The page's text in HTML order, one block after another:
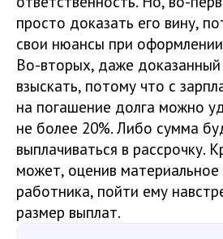
просто доказать его вину,
свои нюансы при оформлении
Во-вторых, даже
взыскать, потому что с
на погашение долга можно
не более 20%. Либо сумма
выплачиваться в рассрочку.
может, оценив
работника, пойти ему
размер выплат.